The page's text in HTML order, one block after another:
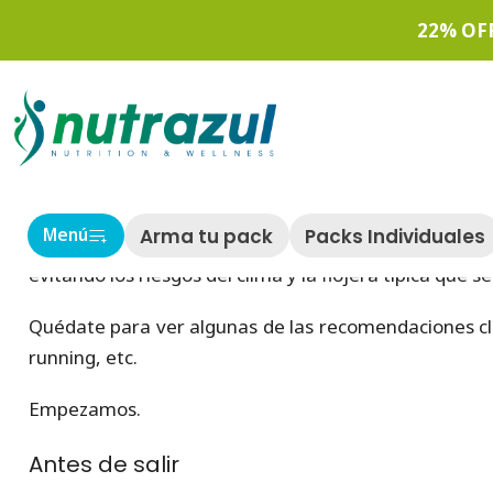
Menú Arma tu pack Packs Individuales
22%Inicio
Consejos para seguir
El deporte y las actividades físicas en general
temperaturas frías nos hagan sentir cierta
evitando los riesgos del clima y la flojera típica que
Quédate para ver algunas de las recomendaciones
running, etc.
Empezamos.
Antes de salir